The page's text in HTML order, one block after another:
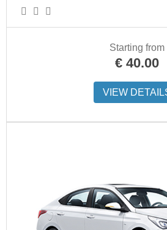
Starting from
€ 40.00
VIEW